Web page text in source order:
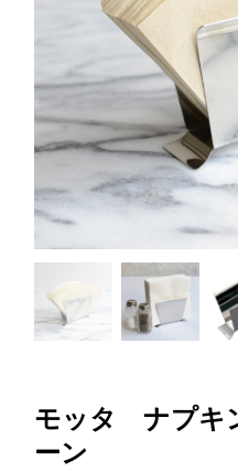
モッタ ナプキ
ーン